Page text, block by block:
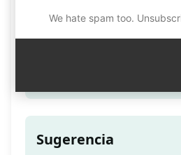
Teaser
¡Crea listados fácilmente
Sugerencia
We hate spam too.